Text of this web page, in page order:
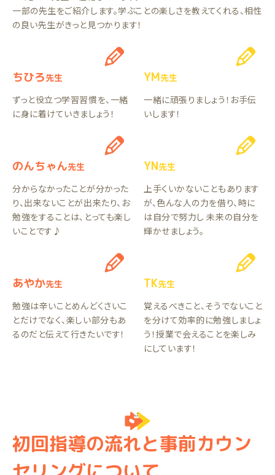
一部の先生をご紹介します。学ぶことの楽しさを教えてくれる、相性
の良い先生がきっと見つかります！
ちひろ先生
ずっと役立つ学習習慣を、一緒
に身に着けていきましょう！
YM先生
一緒に頑張りましょう！お手伝
いします！
のんちゃん先生
分からなかったことが分かった
り、出来ないことが出来たり、お
勉強をすることは、とっても楽し
いことです♪
YN先生
上手くいかないこともあります
が、色んな人の力を借り、時に
は自分で努力し 未来の自分を
輝かせましょう。
あやか先生
勉強は辛いことめんどくさいこ
とだけでなく、楽しい部分もあ
るのだと伝えて行きたいです！
TK先生
覚えるべきこと、そうでないこと
を分けて効率的に勉強しましょ
う！授業で会えることを楽しみ
にしています！
初回指導の流れと事前カウン